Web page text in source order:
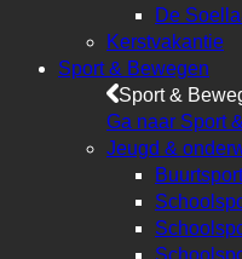
De
Kerstvakantie
Sport & Bewegen
Sport &
Ga naar Sport
Jeugd &